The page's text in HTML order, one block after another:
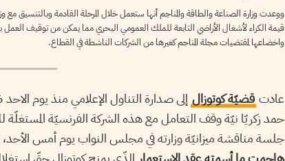
ووعدت وزارة الصناعة والطاقة والمناجم أنها ستعمل خلال المرحلة القادمة
واخضاعها لمقتضيات مجلة المناجم كغيرها من الشركات الناشطة في القطاع.
عادت قضيّة كوتوزال
حمد زكريّا نيّة وقف التعامل مع هذه الشركة الفرنسيّة
جلسة مناقشة ميزانيّة وزارته في مجلس النواب يوم أمس